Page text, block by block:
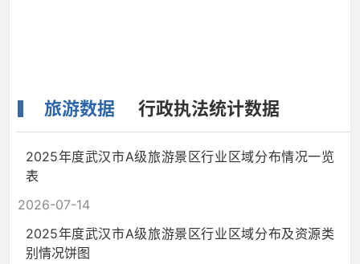
旅游数据 行政执法统计数据
2025年度武汉市A级旅游景区行业区域分布情况一览
表
2026-07-14
2025年度武汉市A级旅游景区行业区域分布及资源类
别情况饼图